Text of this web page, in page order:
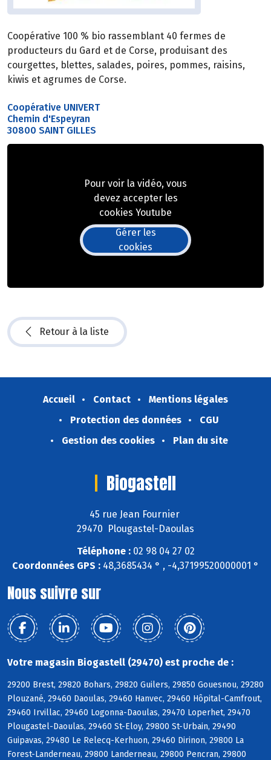
Coopérative 100 % bio rassemblant 40 fermes de
producteurs du Gard et de Corse, produisant des
courgettes, blettes, salades, poires, pommes, raisins,
kiwis et agrumes de Corse.
Coopérative UNIVERT
Chemin d'Espeyran
30800 SAINT GILLES
Pour voir la vidéo, vous
devez accepter les
cookies Youtube
Gérer les
cookies
Retour à la liste
Accueil Contact
Mentions légales
Protection des données
CGU
Gestion des cookies
Plan du site
Biogastell
45 rue Jean Fournier
29470 Plougastel-Daoulas
Téléphone :02 98 04 27 02
Coordonnées GPS : 48,3685434 ° , -4,37199520000001 °
Nous suivre sur
Votre magasin Biogastell (29470) est proche de :
29200 Brest, 29820 Bohars, 29820 Guilers, 29850 Gouesnou, 29280
Plouzané, 29460 Daoulas, 29460 Hanvec, 29460 Hôpital-Camfrout,
29460 Irvillac, 29460 Logonna-Daoulas, 29470 Loperhet, 29470
Plougastel-Daoulas, 29460 St-Eloy, 29800 St-Urbain, 29490
Guipavas, 29480 Le Relecq-Kerhuon, 29460 Dirinon, 29800 La
Forest-Landerneau, 29800 Landerneau, 29800 Pencran, 29800